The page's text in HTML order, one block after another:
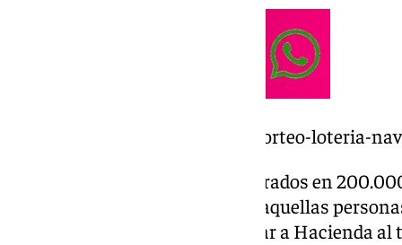
https://www.101tv.es/directo-sorteo-loteria-
Los cuartos premios están valorados en
euros por décimo. Es decir, que aquellas
décimo estarán exentas de pagar a Hacienda